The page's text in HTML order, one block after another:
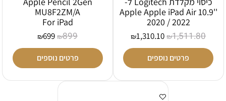
Apple Apple iPad Air 10.9''
2020 / 2022
₪1,511.80
₪1,310.10
פרטים נוספים
MU8F2ZM/A
For iPad
₪899
₪699
פרטים נוספים